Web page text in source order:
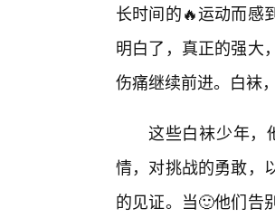
长时间的🔥运动而感
明白了，真正的强大
伤痛继续前进。白袜
这些白袜少年，
情，对挑战的勇敢，
的见证。当🙂他们告